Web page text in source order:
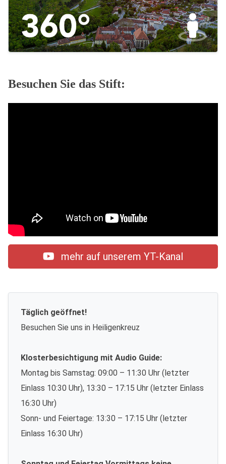
Besuchen Sie das Stift:
mehr auf unserem YT-Kanal
Täglich geöffnet!
Besuchen Sie uns in Heiligenkreuz
Klosterbesichtigung mit Audio Guide:
Montag bis Samstag: 09:00 – 11:30 Uhr (letzter
Einlass 10:30 Uhr), 13:30 – 17:15 Uhr (letzter Einlass
16:30 Uhr)
Sonn- und Feiertage: 13:30 – 17:15 Uhr (letzter
Einlass 16:30 Uhr)